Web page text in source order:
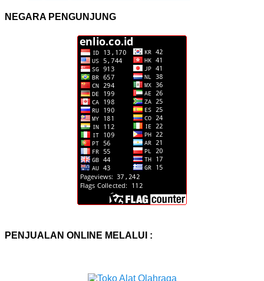
NEGARA PENGUNJUNG
PENJUALAN ONLINE MELALUI :